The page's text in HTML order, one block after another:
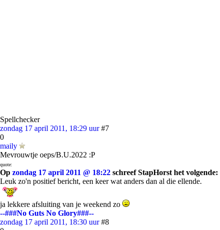
Spellchecker
zondag 17 april 2011, 18:29 uur #7
0
maily
Mevrouwtje oeps/B.U.2022 :P
quote:
Op zondag 17 april 2011 @ 18:22 schreef StapHorst het volgende:
Leuk zo'n positief bericht, een keer wat anders dan al die ellende.
ja lekkere afsluiting van je weekend zo
--###No Guts No Glory###--
zondag 17 april 2011, 18:30 uur #8